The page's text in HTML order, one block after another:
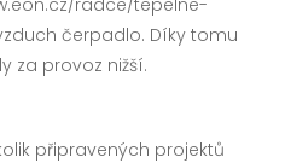
čerpadlo. Díky tomu
za provoz nižší.
připravených projektů